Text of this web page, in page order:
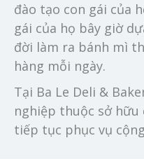
đào tạo con gái của
gái của họ bây giờ
đời làm ra bánh mì
hàng mỗi ngày.
Tại Ba Le Deli &
nghiệp thuộc sở hữu
tiếp tục phục vụ